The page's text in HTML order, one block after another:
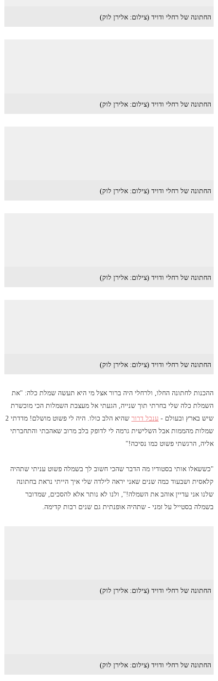
החתונה של רחלי ודויד (צילום: אלירן לוק)
החתונה של רחלי ודויד (צילום: אלירן לוק)
החתונה של רחלי ודויד (צילום: אלירן לוק)
החתונה של רחלי ודויד (צילום: אלירן לוק)
החתונה של רחלי ודויד (צילום: אלירן לוק)
ההכנות לחתונה החלו, ולרחלי היה ברור אצל מי היא תעשה שמלת כלה: "את
השמלת כלה שלי בחרתי תוך שנייה, הגעתי אל מעצבת השמלות הכי מוכשרת
שיש בארץ ובעולם - ענבל דרור
שהיא הלב כולו. היה לי פשוט מושלם! מדדתי 2
שמלות מהממות אבל השלישית גרמה לי לדופק בלב מרוב שאהבתי והתחברתי
אליה, הרגשתי פשוט כמו נסיכה!"
"כששאלו אותי בסטודיו מה הדבר שהכי חשוב לך בשמלה פשוט עניתי שתהיה
קלאסית ושבעוד כמה שנים שאני יראה לילדה שלי איך הייתי נראת בחתונה
שלנו אני עדיין אוהב את השמלה!", ולנו לא נותר אלא להסכים, שמדובר
בשמלה בסטייל על זמני - שתהיה אופנתית גם שנים רבות קדימה.
החתונה של רחלי ודויד (צילום: אלירן לוק)
החתונה של רחלי ודויד (צילום: אלירן לוק)